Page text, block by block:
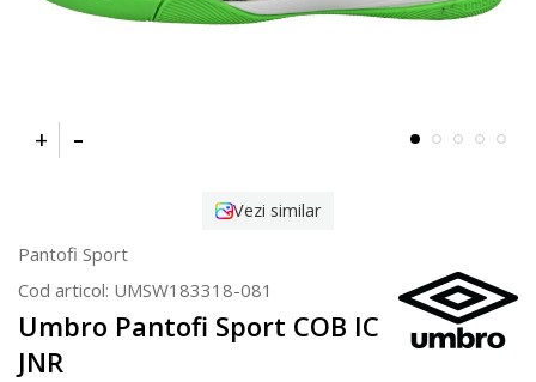
Vezi similar
Pantofi Sport
Cod articol: UMSW183318-081
Umbro Pantofi Sport COB IC
JNR